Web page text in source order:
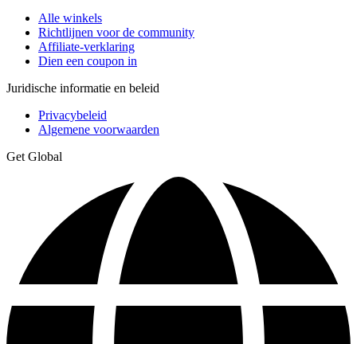
Alle winkels
Richtlijnen voor de community
Affiliate-verklaring
Dien een coupon in
Juridische informatie en beleid
Privacybeleid
Algemene voorwaarden
Get Global